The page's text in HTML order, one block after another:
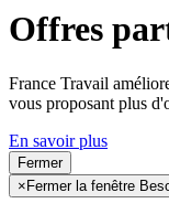
Offres
France Travail
vous proposant plus
En savoir plus
Fermer
× Fermer la fenêtre